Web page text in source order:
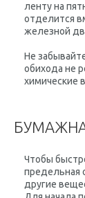
ленту на
отделится
железной
Не
обихода не
химические
Чтобы
предельная
другие